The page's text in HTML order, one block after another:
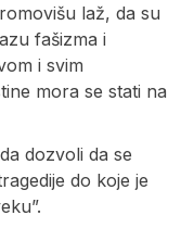
laž, da su
fašizma i
i svim
mora se stati na
dozvoli da se
do koje je